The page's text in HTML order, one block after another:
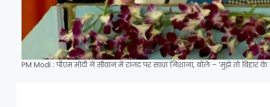
PM Modi : पीएम मोदी ने सीवान में राजद पर साधा निशाना, बोले – ‘मुझे तो